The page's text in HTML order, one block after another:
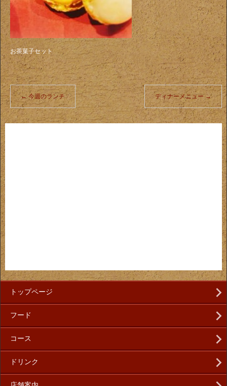
お茶菓子セット
←今週のランチ ディナーメニュー →
トップページ
フード
コース
ドリンク